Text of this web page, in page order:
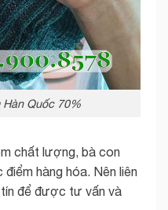
Quốc 70%
chất lượng, bà con
điểm hàng hóa. Nên liên
để được tư vấn và